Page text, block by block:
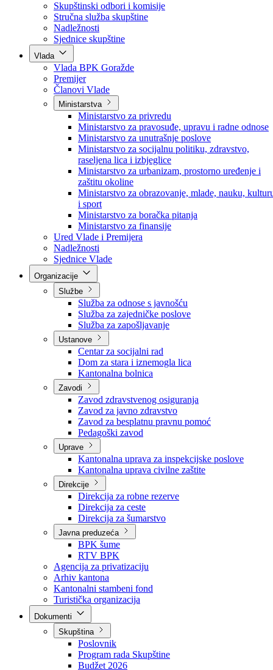
Poslanici po strankama
Poslanici po klubovima naroda
Kolegij skupštine
Skupštinski odbori i komisije
Stručna služba skupštine
Nadležnosti
Sjednice skupštine
Vlada
Vlada BPK Goražde
Premijer
Članovi Vlade
Ministarstva
Ministarstvo za privredu
Ministarstvo za pravosuđe, upravu i radne odnose
Ministarstvo za unutrašnje poslove
Ministarstvo za socijalnu politiku, zdravstvo,
raseljena lica i izbjeglice
Ministarstvo za urbanizam, prostorno uređenje i
zaštitu okoline
Ministarstvo za obrazovanje, mlade, nauku,
i sport
Ministarstvo za boračka pitanja
Ministarstvo za finansije
Ured Vlade i Premijera
Nadležnosti
Sjednice Vlade
Službe
Služba za odnose s javnošću
Služba za zajedničke poslove
Služba za zapošljavanje
Ustanove
Centar za socijalni rad
Dom za stara i iznemogla lica
Kantonalna bolnica
Zavodi
Zavod zdravstvenog osiguranja
Zavod za javno zdravstvo
Zavod za besplatnu pravnu pomoć
Pedagoški zavod
Uprave
Kantonalna uprava za inspekcijske poslove
Kantonalna uprava civilne zaštite
Direkcije
Direkcija za robne rezerve
Direkcija za ceste
Direkcija za šumarstvo
Javna preduzeća
BPK šume
RTV BPK
Agencija za privatizaciju
Arhiv kantona
Kantonalni stambeni fond
Turistička organizacija
Skupština